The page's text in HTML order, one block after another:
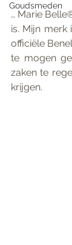
Goudsmeden
… Marie
is. Mijn merk
officiële
te mogen
zaken te
krijgen.